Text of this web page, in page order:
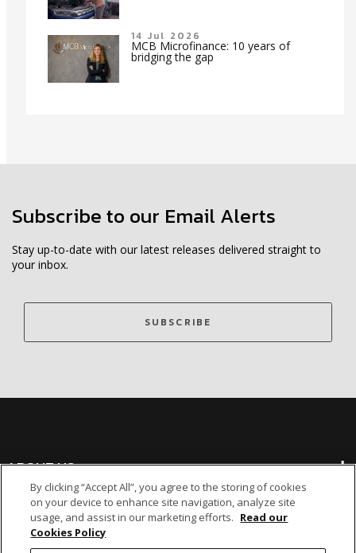
14 Jul 2026
MCB Microfinance: 10 years of
bridging the gap
Subscribe to our Email Alerts
Stay up-to-date with our latest releases delivered straight to
your inbox.
SUBSCRIBE
ABOUT US
BANKING
By clicking “Accept All”, you agree to the storing of cookies
on your device to enhance site navigation, analyze site
usage, and assist in our marketing efforts. Read our
Cookies Policy